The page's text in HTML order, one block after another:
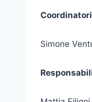
Simone